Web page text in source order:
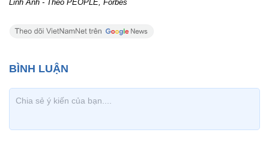
Linh Anh - Theo PEOPLE, Forbes